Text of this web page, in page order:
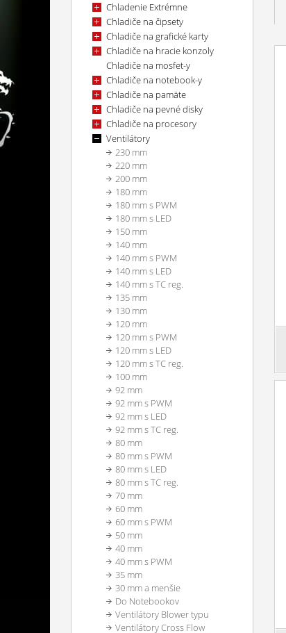
Chladenie Extrémne
Chladiče na čipsety
Chladiče na grafické karty
Chladiče na hracie konzoly
Chladiče na mosfet-y
Chladiče na notebook-y
Chladiče na pamäte
Chladiče na pevné disky
Chladiče na procesory
Ventilátory
230 mm
220 mm
200 mm
180 mm
180 mm s PWM
180 mm s LED
150 mm
140 mm
140 mm s PWM
140 mm s LED
140 mm s TC reg.
135 mm
130 mm
120 mm
120 mm s PWM
120 mm s LED
120 mm s TC reg.
100 mm
92 mm
92 mm s PWM
92 mm s LED
92 mm s TC reg.
80 mm
80 mm s PWM
80 mm s LED
80 mm s TC reg.
70 mm
60 mm
60 mm s PWM
50 mm
40 mm
40 mm s PWM
35 mm
30 mm a menšie
Do Notebookov
Ventilátory Blower typu
Ventilátory Cross Flow